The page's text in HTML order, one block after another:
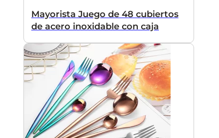
Mayorista Juego de 48 cubiertos
de acero inoxidable con caja